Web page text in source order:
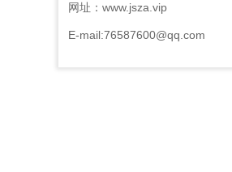
网址：www.jsza.vip
E-mail:76587600@qq.com